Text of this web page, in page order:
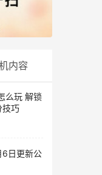
内容
么玩 解锁
技巧
6日更新公